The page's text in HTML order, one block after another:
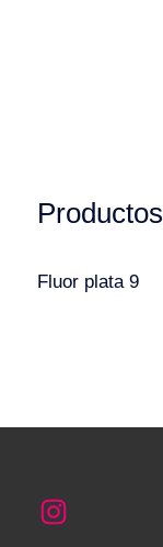
Fluor plata 9